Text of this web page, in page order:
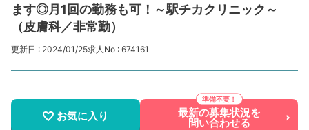
ます◎月1回の勤務も可！～駅チカクリニック～
（皮膚科／非常勤）
更新日 : 2024/01/25求人No : 674161
お気に入り 最新の募集状況を
問い合わせる